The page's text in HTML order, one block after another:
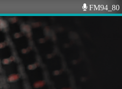
Skip
to
FM94_80